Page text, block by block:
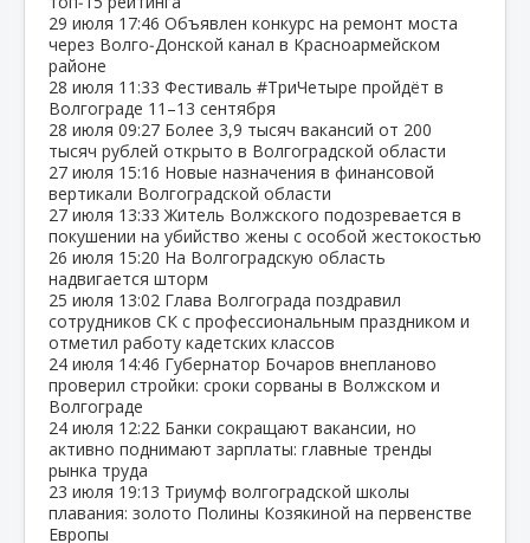
29 июля 17:46 Объявлен конкурс на ремонт моста
через Волго‑Донской канал в Красноармейском
районе
28 июля 11:33 Фестиваль #ТриЧетыре пройдёт в
Волгограде 11–13 сентября
28 июля 09:27 Более 3,9 тысяч вакансий от 200
тысяч рублей открыто в Волгоградской области
27 июля 15:16 Новые назначения в финансовой
вертикали Волгоградской области
27 июля 13:33 Житель Волжского подозревается в
покушении на убийство жены с особой жестокостью
26 июля 15:20 На Волгоградскую область
надвигается шторм
25 июля 13:02 Глава Волгограда поздравил
сотрудников СК с профессиональным праздником и
отметил работу кадетских классов
24 июля 14:46 Губернатор Бочаров внепланово
проверил стройки: сроки сорваны в Волжском и
Волгограде
24 июля 12:22 Банки сокращают вакансии, но
активно поднимают зарплаты: главные тренды
рынка труда
23 июля 19:13 Триумф волгоградской школы
плавания: золото Полины Козякиной на первенстве
Европы